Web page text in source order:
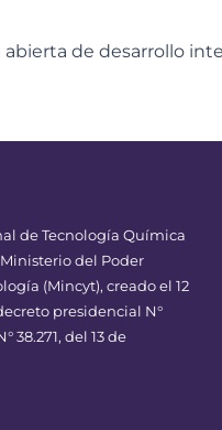
de desarrollo
de Tecnología Química
del Poder
(Mincyt), creado el 12
presidencial N°
38.271, del 13 de